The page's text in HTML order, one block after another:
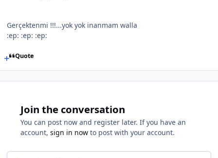
Gerçektenmi !!!...yok yok inanmam walla
:ep: :ep: :ep:
Quote
Join the conversation
You can post now and register later. If you have an
account, sign in now to post with your account.